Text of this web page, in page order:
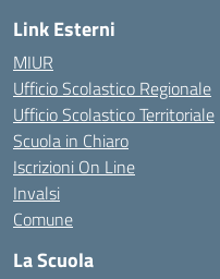
Link Esterni
MIUR
Ufficio Scolastico Regionale
Ufficio Scolastico Territoriale
Scuola in Chiaro
Iscrizioni On Line
Invalsi
Comune
La Scuola